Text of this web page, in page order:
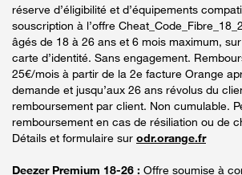
réserve d’éligibilité et d’équipements
souscription à l’offre
âgés de 18 à 26 ans et 6 mois maximum,
carte d’identité. Sans engagement.
25€/mois à partir de la 2e facture Orange
demande et jusqu’aux 26 ans révolus du
remboursement par client. Non cumulable.
remboursement en cas de résiliation ou de
Détails et formulaire sur odr.orange.fr
Deezer Premium 18-26 : Offre soumise à